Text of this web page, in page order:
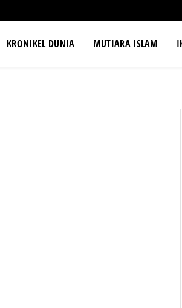
KRONIKEL DUNIA MUTIARA ISLAM